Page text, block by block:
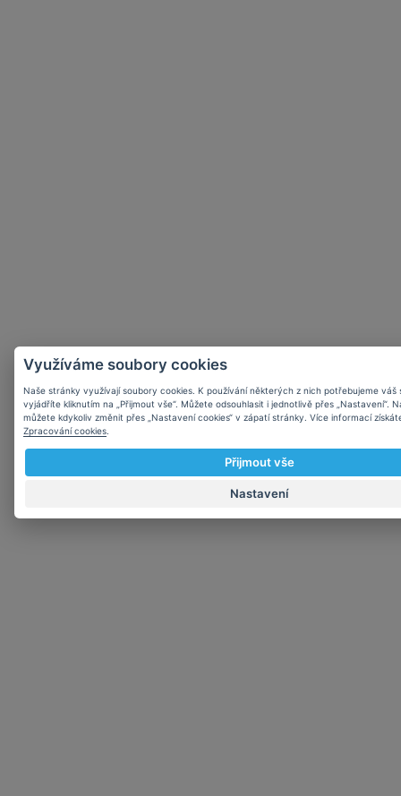
Využíváme soubory cookies
Naše stránky využívají soubory cookies. K používání některých z nich potřebujeme váš
vyjádříte kliknutím na „Přijmout vše“. Můžete odsouhlasit i jednotlivě přes „Nastavení“.
můžete kdykoliv změnit přes „Nastavení cookies“ v zápatí stránky. Více informací
Zpracování cookies
Přijmout vše
Nastavení